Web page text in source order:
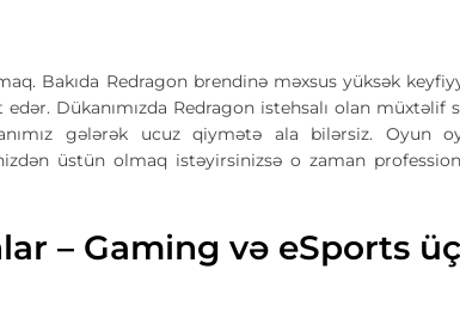
Bakıda Redragon brendinə məxsus yüksək
Dükanımızda Redragon istehsalı olan müxtəlif
gələrək ucuz qiymətə ala bilərsiz. Oyun
üstün olmaq istəyirsinizsə o zaman
– Gaming və eSports